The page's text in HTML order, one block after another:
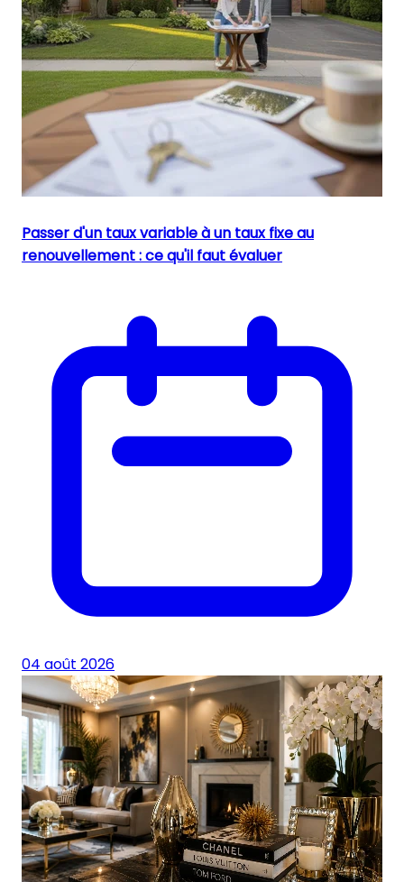
Passer d'un taux variable à un taux fixe au
renouvellement : ce qu'il faut évaluer
04 août 2026